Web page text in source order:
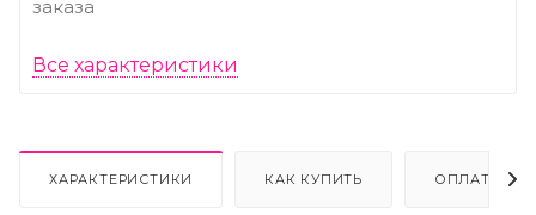
заказа
Все характеристики
ХАРАКТЕРИСТИКИ КАК КУПИТЬ ОПЛАТА